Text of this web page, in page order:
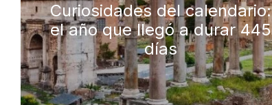
Curiosidades del calendario:
el año que llegó a durar 445
días